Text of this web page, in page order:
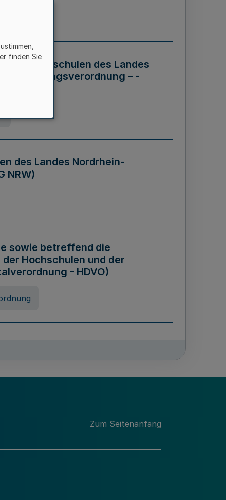
der Hochschulen des Landes
– -
des Landes Nordrhein-
NRW)
sowie betreffend die
Hochschulen und der
- HDVO)
des Landes Nordrhein-
Zum Seitenanfang
finden Sie